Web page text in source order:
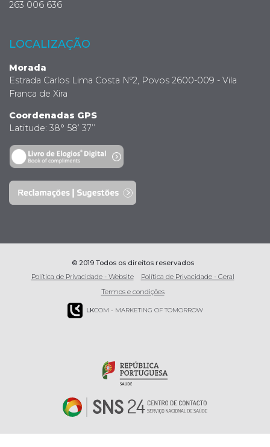
263 006 636
LOCALIZAÇÃO
Morada
Estrada Carlos Lima Costa Nº2, Povos 2600-009 - Vila
Franca de Xira
Coordenadas GPS
Latitude: 38° 58’ 37’’
© 2019 Todos os direitos reservados
Política de Privacidade - Website
Política de Privacidade - Geral
Termos e condições
LKCOM - MARKETING OF TOMORROW